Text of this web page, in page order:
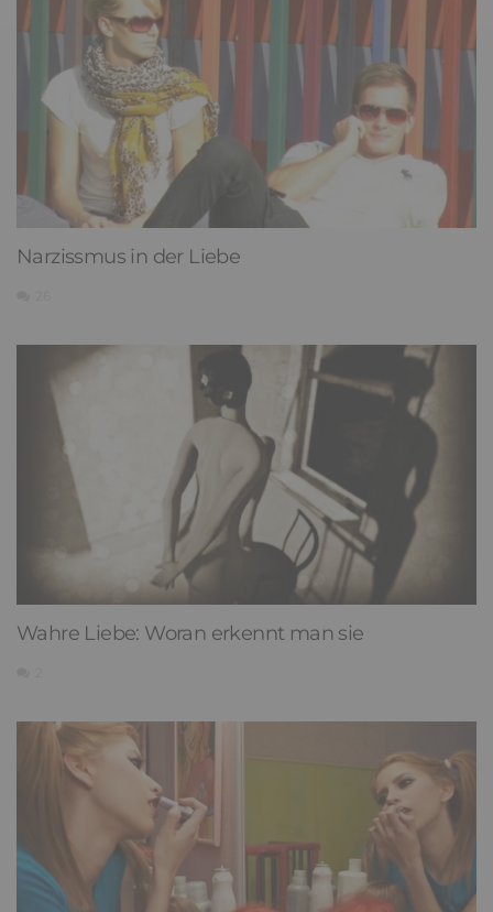
Narzissmus in der Liebe
Wahre Liebe: Woran erkennt man sie